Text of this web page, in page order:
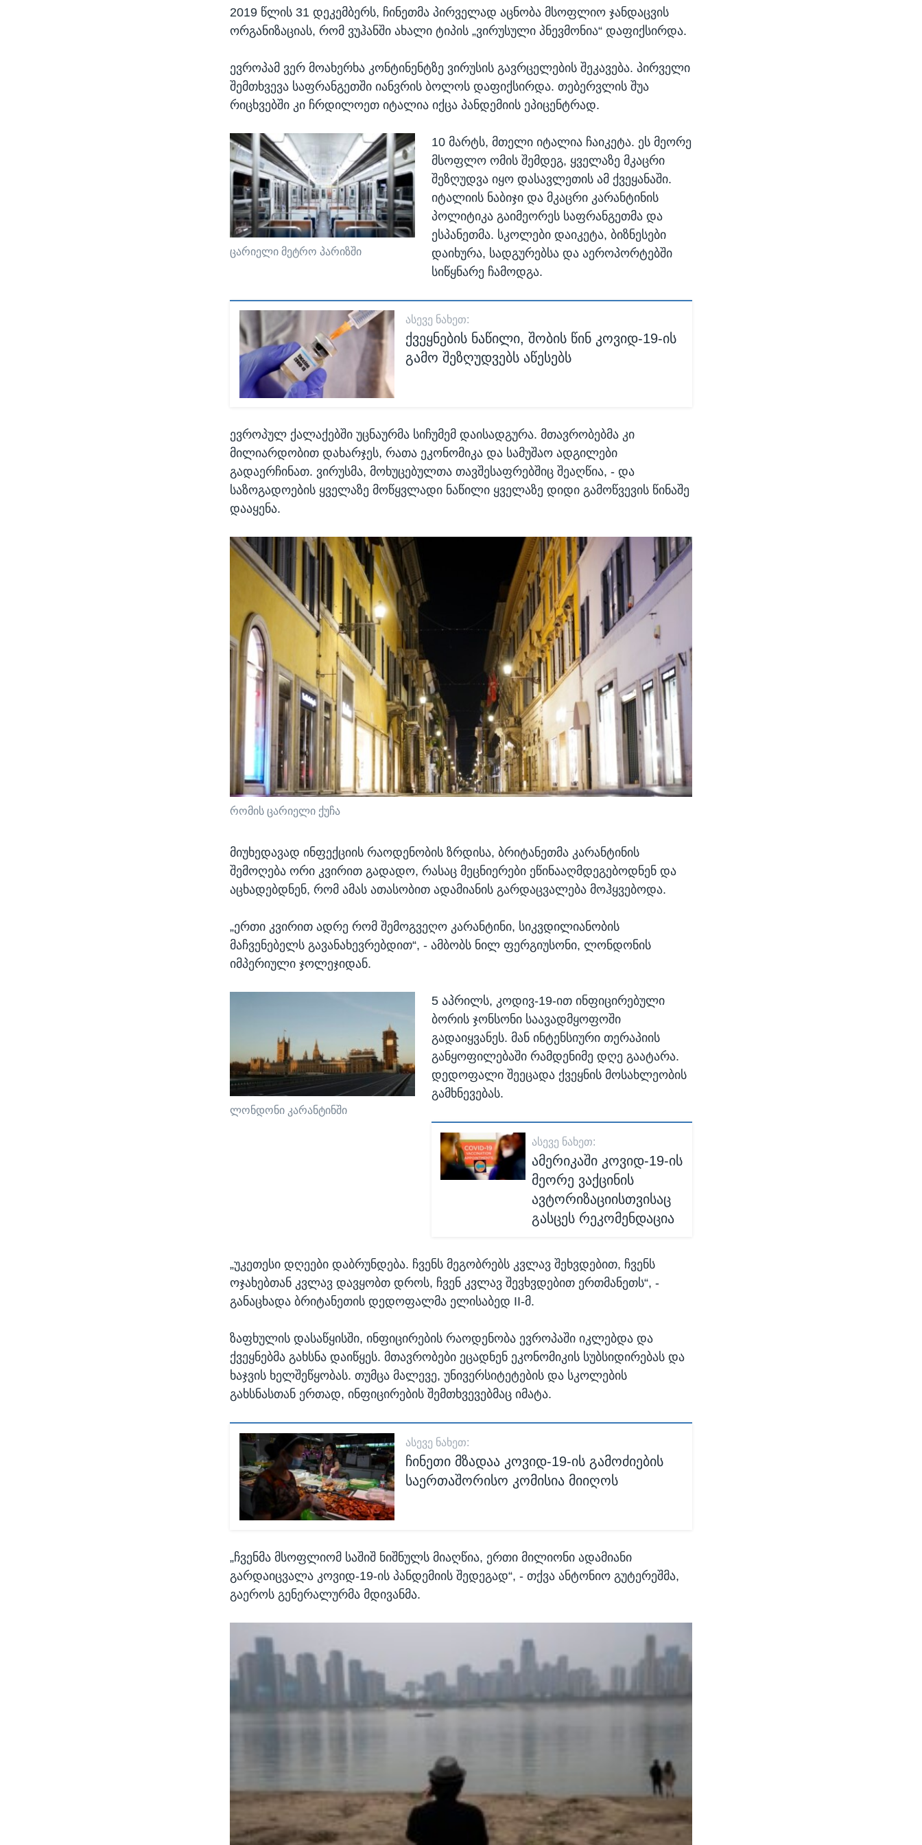
2019 წლის 31 დეკემბერს, ჩინეთმა პირველად აცნობა მსოფლიო ჯანდაცვის
ორგანიზაციას, რომ ვუჰანში ახალი ტიპის „ვირუსული პნევმონია“ დაფიქსირდა.
ევროპამ ვერ მოახერხა კონტინენტზე ვირუსის გავრცელების შეკავება. პირველი
შემთხვევა საფრანგეთში იანვრის ბოლოს დაფიქსირდა. თებერვლის შუა
რიცხვებში კი ჩრდილოეთ იტალია იქცა პანდემიის ეპიცენტრად.
ცარიელი მეტრო პარიზში
10 მარტს, მთელი იტალია ჩაიკეტა. ეს მეორე
მსოფლო ომის შემდეგ, ყველაზე მკაცრი
შეზღუდვა იყო დასავლეთის ამ ქვეყანაში.
იტალიის ნაბიჯი და მკაცრი კარანტინის
პოლიტიკა გაიმეორეს საფრანგეთმა და
ესპანეთმა. სკოლები დაიკეტა, ბიზნესები
დაიხურა, სადგურებსა და აეროპორტებში
სიწყნარე ჩამოდგა.
ᲐᲡᲔᲕᲔ ᲜᲐᲮᲔᲗ:
ქვეყნების ნაწილი, შობის წინ კოვიდ-19-ის
გამო შეზღუდვებს აწესებს
ევროპულ ქალაქებში უცნაურმა სიჩუმემ დაისადგურა. მთავრობებმა კი
მილიარდობით დახარჯეს, რათა ეკონომიკა და სამუშაო ადგილები
გადაერჩინათ. ვირუსმა, მოხუცებულთა თავშესაფრებშიც შეაღწია, - და
საზოგადოების ყველაზე მოწყვლადი ნაწილი ყველაზე დიდი გამოწვევის წინაშე
დააყენა.
რომის ცარიელი ქუჩა
მიუხედავად ინფექციის რაოდენობის ზრდისა, ბრიტანეთმა კარანტინის
შემოღება ორი კვირით გადადო, რასაც მეცნიერები ეწინააღმდეგებოდნენ და
აცხადებდნენ, რომ ამას ათასობით ადამიანის გარდაცვალება მოჰყვებოდა.
„ერთი კვირით ადრე რომ შემოგვეღო კარანტინი, სიკვდილიანობის
მაჩვენებელს გავანახევრებდით“, - ამბობს ნილ ფერგიუსონი, ლონდონის
იმპერიული ჯოლეჯიდან.
ლონდონი კარანტინში
5 აპრილს, კოდივ-19-ით ინფიცირებული
ბორის ჯონსონი საავადმყოფოში
გადაიყვანეს. მან ინტენსიური თერაპიის
განყოფილებაში რამდენიმე დღე გაატარა.
დედოფალი შეეცადა ქვეყნის მოსახლეობის
გამხნევებას.
ᲐᲡᲔᲕᲔ ᲜᲐᲮᲔᲗ:
ამერიკაში კოვიდ-19-ის
მეორე ვაქცინის
ავტორიზაციისთვისაც
გასცეს რეკომენდაცია
„უკეთესი დღეები დაბრუნდება. ჩვენს მეგობრებს კვლავ შეხვდებით, ჩვენს
ოჯახებთან კვლავ დავყობთ დროს, ჩვენ კვლავ შევხვდებით ერთმანეთს“, -
განაცხადა ბრიტანეთის დედოფალმა ელისაბედ II-მ.
ზაფხულის დასაწყისში, ინფიცირების რაოდენობა ევროპაში იკლებდა და
ქვეყნებმა გახსნა დაიწყეს. მთავრობები ეცადნენ ეკონომიკის სუბსიდირებას და
ხაჯვის ხელშეწყობას. თუმცა მალევე, უნივერსიტეტების და სკოლების
გახსნასთან ერთად, ინფიცირების შემთხვევებმაც იმატა.
ᲐᲡᲔᲕᲔ ᲜᲐᲮᲔᲗ:
ჩინეთი მზადაა კოვიდ-19-ის გამოძიების
საერთაშორისო კომისია მიიღოს
„ჩვენმა მსოფლიომ საშიშ ნიშნულს მიაღწია, ერთი მილიონი ადამიანი
გარდაიცვალა კოვიდ-19-ის პანდემიის შედეგად“, - თქვა ანტონიო გუტერეშმა,
გაეროს გენერალურმა მდივანმა.